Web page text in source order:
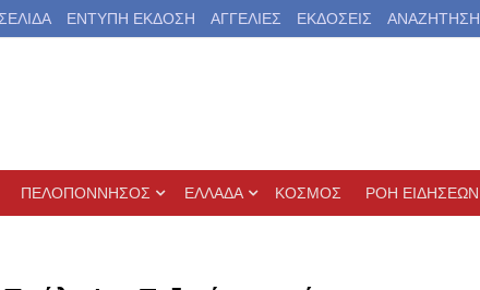
ΕΝΤΥΠΗ ΕΚΔΟΣΗ ΑΓΓΕΛΙΕΣ ΕΚΔΟΣΕΙΣ ΑΝΑΖΗΤΗΣΗ
ΠΕΛΟΠΟΝΝΗΣΟΣ ΕΛΛΑΔΑ ΚΟΣΜΟΣ ΡΟΗ ΕΙΔΗΣΕΩΝ